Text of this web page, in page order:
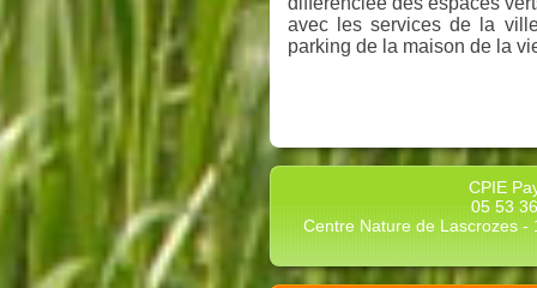
avec les services de la
parking de la maison de la
CPIE
05 53
Centre Nature de Lascrozes -